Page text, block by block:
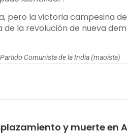
pero la victoria campesina
la revolución de nueva
Partido Comunista de la India (maoísta)